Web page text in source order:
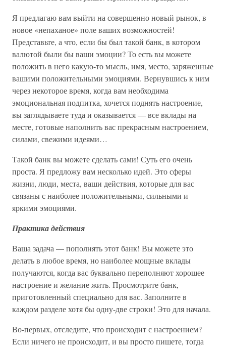
Я предлагаю вам выйти на совершенно новый рынок, в
новое «непаханое» поле ваших возможностей!
Представьте, а что, если бы был такой банк, в котором
валютой были бы ваши эмоции? То есть вы можете
положить в него какую-то мысль, имя, место, заряженные
вашими положительными эмоциями. Вернувшись к ним
через некоторое время, когда вам необходима
эмоциональная подпитка, хочется поднять настроение,
вы заглядываете туда и оказывается — все вклады на
месте, готовые наполнить вас прекрасным настроением,
силами, свежими идеями…
Такой банк вы можете сделать сами! Суть его очень
проста. Я предложу вам несколько идей. Это сферы
жизни, люди, места, ваши действия, которые для вас
связаны с наиболее положительными, сильными и
яркими эмоциями.
Практика действия
Ваша задача — пополнять этот банк! Вы можете это
делать в любое время, но наиболее мощные вклады
получаются, когда вас буквально переполняют хорошее
настроение и желание жить. Просмотрите банк,
приготовленный специально для вас. Заполните в
каждом разделе хотя бы одну-две строки! Это для начала.
Во-первых, отследите, что происходит с настроением?
Если ничего не происходит, и вы просто пишете, тогда